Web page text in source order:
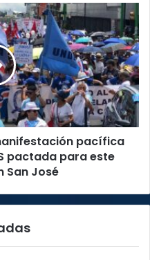
pacífica
pactada para este
San José